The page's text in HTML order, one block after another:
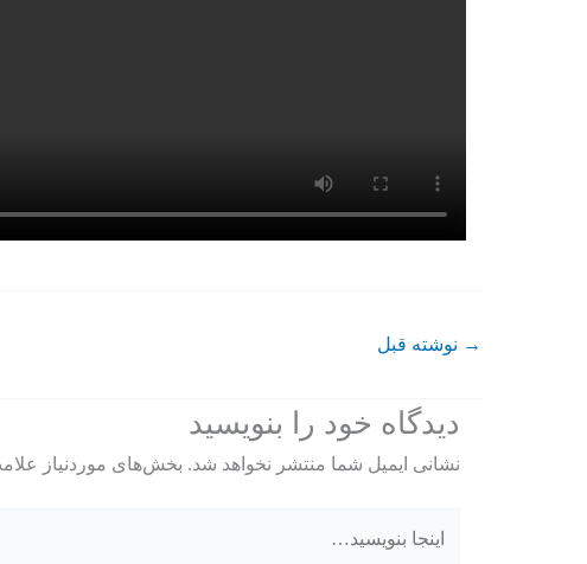
→ نوشته قبل
دیدگاه‌ خود را بنویسید
نشانی ایمیل شما منتشر نخواهد شد. بخش‌های موردنیاز
بنویسید…